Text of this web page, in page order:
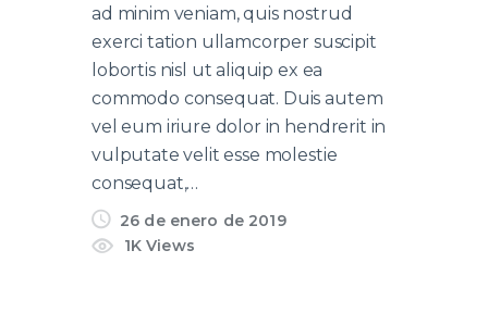
ad minim veniam, quis nostrud
exerci tation ullamcorper suscipit
lobortis nisl ut aliquip ex ea
commodo consequat. Duis autem
vel eum iriure dolor in hendrerit in
vulputate velit esse molestie
consequat,…
26 de enero de 2019
1K Views